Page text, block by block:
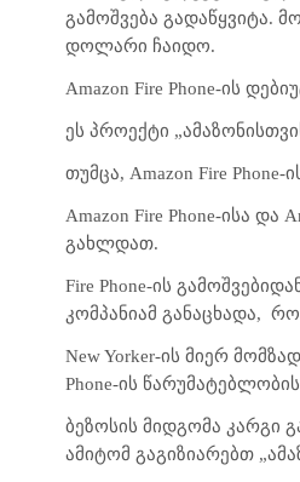
გამოშვება გადაწყვიტა.
დოლარი ჩაიდო.
Amazon Fire Phone-ის
ეს პროექტი
თუმცა, Amazon Fire
Amazon Fire Phone-ისა
გახლდათ.
Fire Phone-ის
კომპანიამ განაცხადა,
New Yorker-ის მიერ
Phone-ის
ბეზოსის მიდგომა კარგი
ამიტომ გაგიზიარებთ